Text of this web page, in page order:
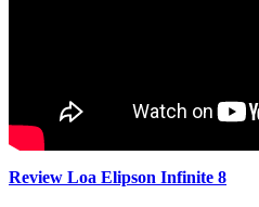
Review Loa Elipson Infinite 8